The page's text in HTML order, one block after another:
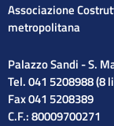
Associazione
metropolitana
Palazzo Sandi - S.
Tel. 041 5208988 (8
Fax 041 5208389
C.F.: 80009700271